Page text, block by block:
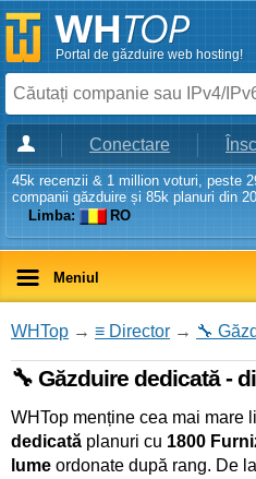
Portal de găzduire web hosting!
Conectare
45k recenzii & 1 million voturi, peste
companii găzduire și 85k planuri din
Limba:
RO
Meniul
WHTop → ≡ Director → 🔧
🔧 Găzduire dedicată -
WHTop menține cea mai mare
dedicată planuri cu 1800
lume ordonate după rang. De